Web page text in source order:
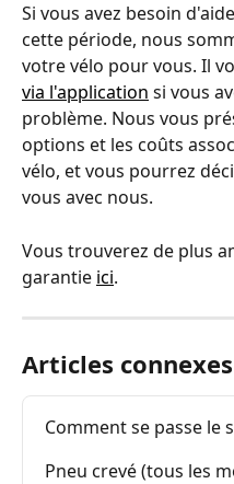
Si vous avez besoin
cette période, nous
votre vélo pour vous. Il
via l'application si vous
problème. Nous vous
options et les coûts
vélo, et vous pourrez
vous avec nous.
Vous trouverez de plus
garantie ici.
Articles connexes
Comment se passe le
Pneu crevé (tous les